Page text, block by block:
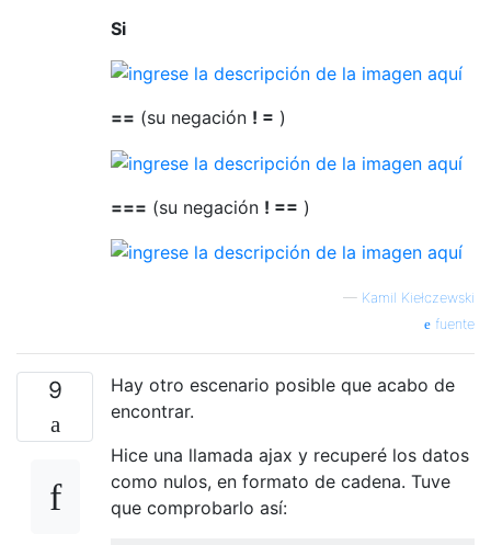
Si
== (su negación ! = )
=== (su negación ! == )
— Kamil Kiełczewski
fuente
9
Hay otro escenario posible que acabo de
encontrar.
Hice una llamada ajax y recuperé los datos
como nulos, en formato de cadena. Tuve
que comprobarlo así: